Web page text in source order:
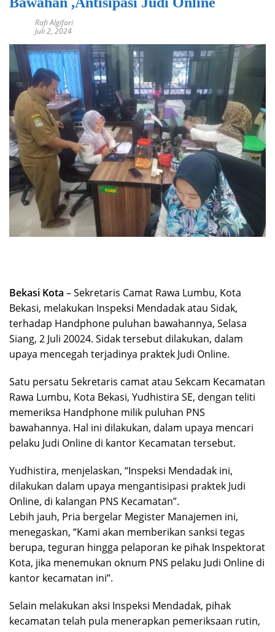
Rafi Algifari
Juli 2, 2024
Bekasi Kota – Sekretaris Camat Rawa Lumbu, Kota
Bekasi, melakukan Inspeksi Mendadak atau Sidak,
terhadap Handphone puluhan bawahannya, Selasa
Siang, 2 Juli 20024. Sidak tersebut dilakukan, dalam
upaya mencegah terjadinya praktek Judi Online.
Satu persatu Sekretaris camat atau Sekcam Kecamatan
Rawa Lumbu, Kota Bekasi, Yudhistira SE, dengan teliti
memeriksa Handphone milik puluhan PNS
bawahannya. Hal ini dilakukan, dalam upaya mencari
pelaku Judi Online di kantor Kecamatan tersebut.
Yudhistira, menjelaskan, “Inspeksi Mendadak ini,
dilakukan dalam upaya mengantisipasi praktek Judi
Online, di kalangan PNS Kecamatan”.
Lebih jauh, Pria bergelar Megister Manajemen ini,
menegaskan, “Kami akan memberikan sanksi tegas
berupa, teguran hingga pelaporan ke pihak Inspektorat
Kota, jika menemukan oknum PNS pelaku Judi Online di
kantor kecamatan ini”.
Selain melakukan aksi Inspeksi Mendadak, pihak
kecamatan telah pula menerapkan pemeriksaan rutin,